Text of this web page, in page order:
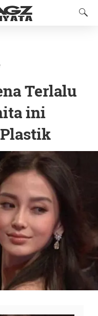
Terlalu
ini